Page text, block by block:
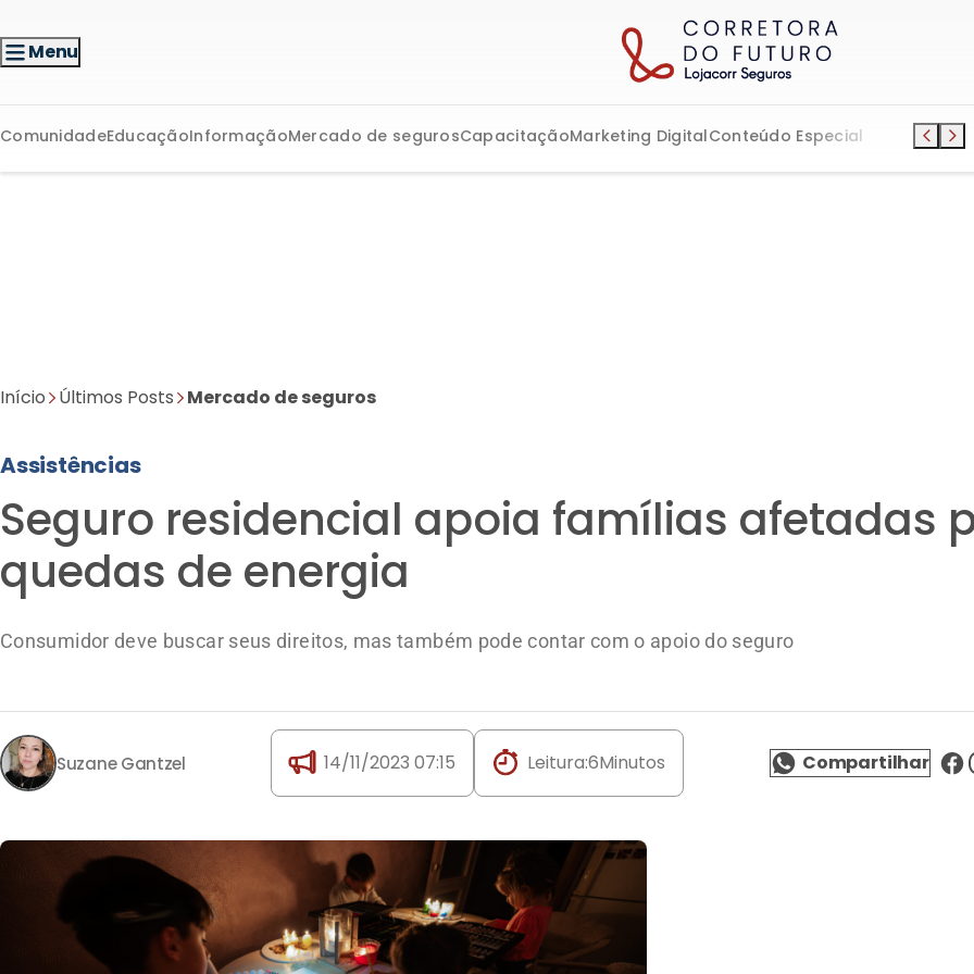
Menu
ComunidadeEducaçãoInformaçãoMercado de segurosCapacitaçãoMarketing DigitalConteúdo Especial
Início Últimos Posts Mercado de seguros
Assistências
Seguro residencial apoia famílias afetadas
quedas de energia
Consumidor deve buscar seus direitos, mas também pode contar com o apoio do seguro
Suzane Gantzel 14/11/2023 07:15 Leitura:6Minutos